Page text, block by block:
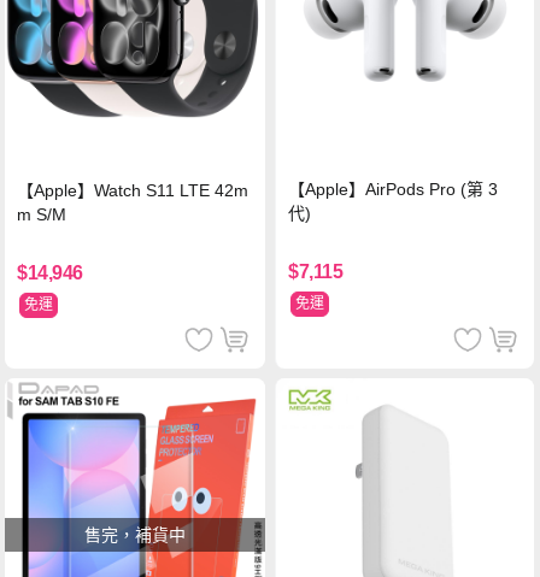
【Apple】Watch S11 LTE 42m
m S/M
$14,946
免運
【Apple】AirPods Pro (第 3
代)
$7,115
免運
售完，補貨中